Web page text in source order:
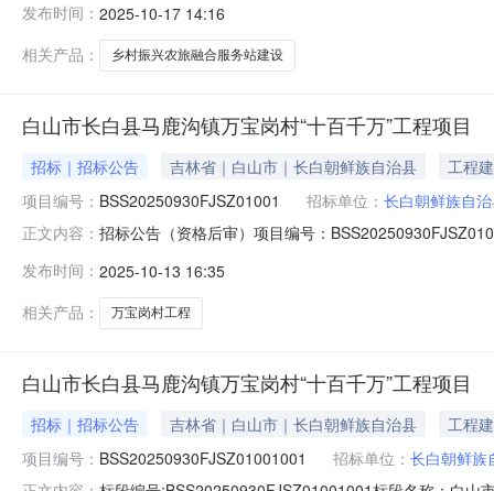
乡村振兴农旅融合服务站建设项目-长发改和工信审批字
发布时间： 2025-10-17 14:16
相关产品：
乡村振兴农旅融合服务站建设
白山市长白县马鹿沟镇万宝岗村“十百千万”工程项目
招标｜招标公告 吉林省｜白山市｜长白朝鲜族自治县
工程
项目编号： BSS20250930FJSZ01001 招标单位： 长白朝鲜族自
正文内容： 招标公告（资格后审）项目编号：
民*府。建设资金为申请*府一般债券和地**府配套解决，
发布时间： 2025-10-13 16:35
相关产品：
万宝岗村工程
白山市长白县马鹿沟镇万宝岗村“十百千万”工程项目
招标｜招标公告 吉林省｜白山市｜长白朝鲜族自治县
工程
项目编号： BSS20250930FJSZ01001001 招标单位： 长白朝鲜族